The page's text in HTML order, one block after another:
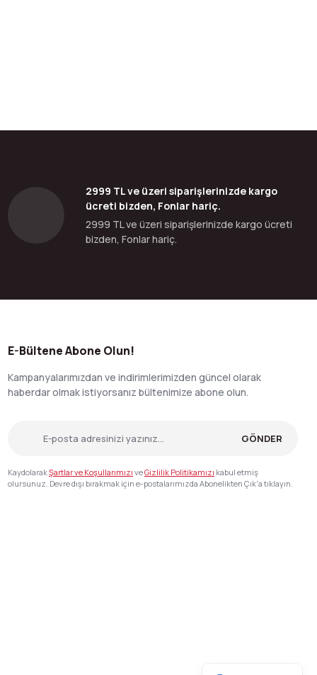
2999 TL ve üzeri siparişlerinizde kargo
ücreti bizden, Fonlar hariç.
2999 TL ve üzeri siparişlerinizde kargo ücreti
bizden, Fonlar hariç.
E-Bültene Abone Olun!
Kampanyalarımızdan ve indirimlerimizden güncel olarak
haberdar olmak istiyorsanız bültenimize abone olun.
GÖNDER
KaydolarakŞartlar ve Koşullarımızı veGizlilik Politikamızı kabul etmiş
olursunuz. Devre dışı bırakmak için e-postalarımızda Abonelikten Çık'a tıklayın.